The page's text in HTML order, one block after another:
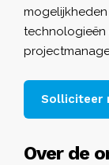
technologieën
Solliciteer
Over de